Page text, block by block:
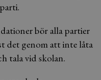
bör alla partier
det genom att inte låta
tala vid skolan.